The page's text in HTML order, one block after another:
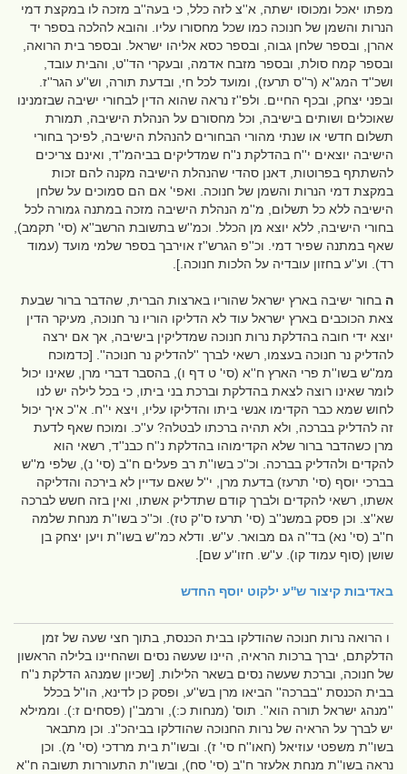
מפתו יאכל ומכוסו ישתה, א''צ לזה כלל, כי בעה''ב מזכה לו במקצת דמי
הנרות והשמן של חנוכה כמו שכל מחסורו עליו. והובא להלכה בספר יד
אהרן, ובספר שלחן גבוה, ובספר כסא אליהו ישראל. ובספר בית הרואה,
ובספר קמח סולת, ובספר מזבח אדמה, ובעקרי הד''ט, והבית עובד,
ושכ''ד המג''א (ר''ס תרעז), ומועד לכל חי, ובדעת תורה, וש''ע הגר''ז.
ובפני יצחק, ובכף החיים. ולפ''ז נראה שהוא הדין לבחורי ישיבה שבזמנינו
שאוכלים ושותים בישיבה, וכל מחסורם על הנהלת הישיבה, תמורת
תשלום חדשי או שנתי מהורי הבחורים להנהלת הישיבה, לפיכך בחורי
הישיבה יוצאים י''ח בהדלקת נ''ח שמדליקים בביהמ''ד, ואינם צריכים
להשתתף בפרוטות, דאנן סהדי שהנהלת הישיבה מקנה להם זכות
במקצת דמי הנרות והשמן של חנוכה. ואפי' אם הם סמוכים על שלחן
הישיבה ללא כל תשלום, מ''מ הנהלת הישיבה מזכה במתנה גמורה לכל
בחורי הישיבה, ללא יוצא מן הכלל. וכמ''ש בתשובת הרשב''א (סי' תקמב),
שאף במתנה שפיר דמי. וכ''פ הגרש''ז אוירבך בספר שלמי מועד (עמוד
רד). וע''ע בחזון עובדיה על הלכות חנוכה.].
ה בחור ישיבה בארץ ישראל שהוריו בארצות הברית, שהדבר ברור שבעת
צאת הכוכבים בארץ ישראל עוד לא הדליקו הוריו נר חנוכה, מעיקר הדין
יוצא ידי חובה בהדלקת נרות חנוכה שמדליקין בישיבה, אך אם ירצה
להדליק נר חנוכה בעצמו, רשאי לברך ''להדליק נר חנוכה''. [כדמוכח
ממ''ש בשו''ת פרי הארץ ח''א (סי' ט דף ו), בהסבר דברי מרן, שאינו יכול
לומר שאינו רוצה לצאת בהדלקת וברכת בני ביתו, כי בכל לילה יש לנו
לחוש שמא כבר הקדימו אנשי ביתו והדליקו עליו, ויצא י''ח. א''כ איך יכול
זה להדליק בברכה, ולא תהיה ברכתו לבטלה? ע''כ. ומוכח שאף לדעת
מרן כשהדבר ברור שלא הקדימוהו בהדלקת נ''ח כבנ''ד, רשאי הוא
להקדים ולהדליק בברכה. וכ''כ בשו''ת רב פעלים ח''ב (סי' נ), שלפי מ''ש
בברכי יוסף (סי' תרעז) בדעת מרן, י''ל שאם עדיין לא בירכה והדליקה
אשתו, רשאי להקדים ולברך קודם שתדליק אשתו, ואין בזה חשש לברכה
שא''צ. וכן פסק במשנ''ב (סי' תרעז ס''ק טז). וכ''כ בשו''ת מנחת שלמה
ח''ב (סי' נא) בד''ה גם מבואר. ע''ש. ודלא כמ''ש בשו''ת ויען יצחק בן
שושן (סוף עמוד קו). ע''ש. חזו''ע שם].
באדיבות קיצור ש''ע ילקוט יוסף החדש
ו הרואה נרות חנוכה שהודלקו בבית הכנסת, בתוך חצי שעה של זמן
הדלקתם, יברך ברכות הראיה, היינו שעשה נסים ושהחיינו בלילה הראשון
של חנוכה, וברכת שעשה נסים בשאר הלילות. [שכיון שמנהג הדלקת נ''ח
בבית הכנסת ''בברכה'' הביאו מרן בש''ע, ופסק כן לדינא, הו''ל בכלל
''מנהג ישראל תורה הוא''. תוס' (מנחות כ:), ורמב''ן (פסחים ז:). וממילא
יש לברך על הראיה של נרות החנוכה שהודלקו בביהכ''נ. וכן מתבאר
בשו''ת משפטי עוזיאל (חאו''ח סי' ז). ובשו''ת בית מרדכי (סי' מ). וכן
נראה בשו''ת מנחת אלעזר ח''ב (סי' סח), ובשו''ת התעוררות תשובה ח''א